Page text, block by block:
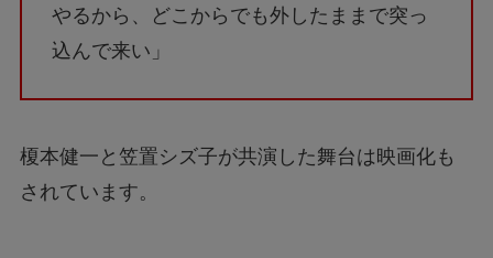
やるから、どこからでも外したままで突っ
込んで来い」
榎本健一と笠置シズ子が共演した舞台は映画化も
されています。